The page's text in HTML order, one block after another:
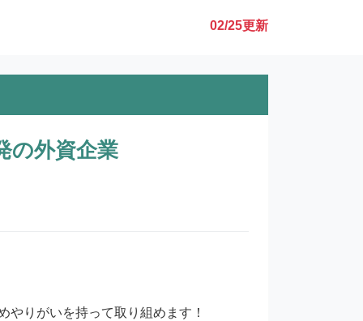
02/25更新
の外資企業
りがいを持って取り組めます！